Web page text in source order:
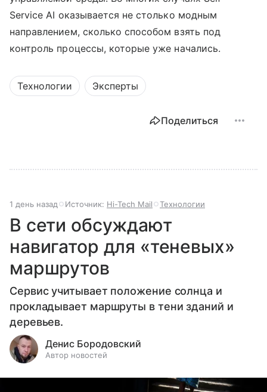
Service AI оказывается не столько модным
направлением, сколько способом взять под
контроль процессы, которые уже начались.
Технологии Эксперты
Поделиться
1 день назад Источник: Hi-Tech Mail Технологии
В сети обсуждают
навигатор для «теневых»
маршрутов
Сервис учитывает положение солнца и
прокладывает маршруты в тени зданий и
деревьев.
Денис Бородовский
Автор новостей